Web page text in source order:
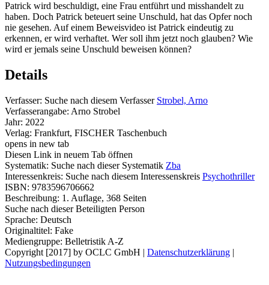
Patrick wird beschuldigt, eine Frau entführt und misshandelt zu
haben. Doch Patrick beteuert seine Unschuld, hat das Opfer noch
nie gesehen. Auf einem Beweisvideo ist Patrick eindeutig zu
erkennen, er wird verhaftet. Wer soll ihm jetzt noch glauben? Wie
wird er jemals seine Unschuld beweisen können?
Details
Verfasser: Suche nach diesem Verfasser Strobel, Arno
Verfasserangabe: Arno Strobel
Jahr: 2022
Verlag: Frankfurt, FISCHER Taschenbuch
opens in new tab
Diesen Link in neuem Tab öffnen
Systematik: Suche nach dieser Systematik Zba
Interessenkreis: Suche nach diesem Interessenskreis Psychothriller
ISBN: 9783596706662
Beschreibung: 1. Auflage, 368 Seiten
Suche nach dieser Beteiligten Person
Sprache: Deutsch
Originaltitel: Fake
Mediengruppe: Belletristik A-Z
Copyright [2017] by OCLC GmbH | Datenschutzerklärung |
Nutzungsbedingungen